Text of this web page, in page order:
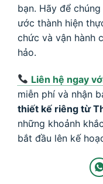
bạn. Hãy để
ước thành hiện
chức và vận hành
hảo.
Liên hệ ngay
miễn phí và nhận
thiết kế riêng từ
những khoảnh
bắt đầu lên kế